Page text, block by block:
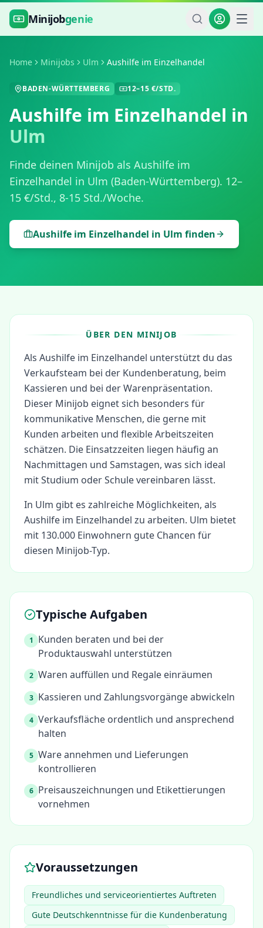
Zum Hauptinhalt springen
Minijobgenie
Home Minijobs Ulm Aushilfe im Einzelhandel
BADEN-WÜRTTEMBERG 12–15 €/STD.
Aushilfe im Einzelhandel in
Ulm
Finde deinen Minijob als Aushilfe im
Einzelhandel in Ulm (Baden-Württemberg). 12–
15 €/Std., 8-15 Std./Woche.
Aushilfe im Einzelhandel in Ulm finden
ÜBER DEN MINIJOB
Als Aushilfe im Einzelhandel unterstützt du das
Verkaufsteam bei der Kundenberatung, beim
Kassieren und bei der Warenpräsentation.
Dieser Minijob eignet sich besonders für
kommunikative Menschen, die gerne mit
Kunden arbeiten und flexible Arbeitszeiten
schätzen. Die Einsatzzeiten liegen häufig an
Nachmittagen und Samstagen, was sich ideal
mit Studium oder Schule vereinbaren lässt.
In Ulm gibt es zahlreiche Möglichkeiten, als
Aushilfe im Einzelhandel zu arbeiten. Ulm bietet
mit 130.000 Einwohnern gute Chancen für
diesen Minijob-Typ.
Typische Aufgaben
1
Kunden beraten und bei der
Produktauswahl unterstützen
2 Waren auffüllen und Regale einräumen
3 Kassieren und Zahlungsvorgänge abwickeln
4 Verkaufsfläche ordentlich und ansprechend
halten
5 Ware annehmen und Lieferungen
kontrollieren
6 Preisauszeichnungen und Etikettierungen
vornehmen
Voraussetzungen
Freundliches und serviceorientiertes Auftreten
Gute Deutschkenntnisse für die Kundenberatung